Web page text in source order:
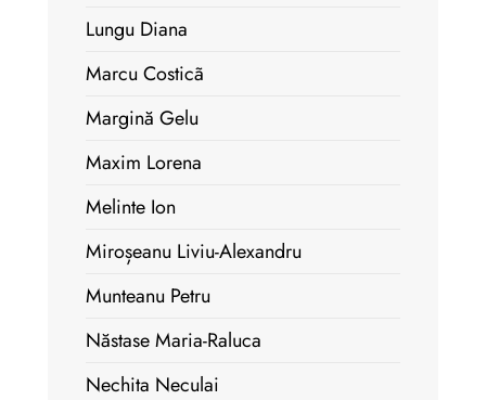
Lungu Diana
Marcu Costicã
Margină Gelu
Maxim Lorena
Melinte Ion
Miroșeanu Liviu-Alexandru
Munteanu Petru
Năstase Maria-Raluca
Nechita Neculai